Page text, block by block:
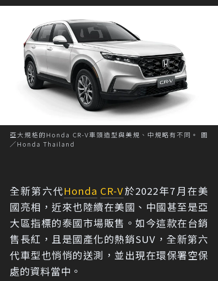
亞大規格的Honda CR-V車頭造型與美規、中規略有不同。 圖
／Honda Thailand
全新第六代Honda CR-V於2022年7月在美
國亮相，近來也陸續在美國、中國甚至是亞
大區指標的泰國市場販售。如今這款在台銷
售長紅，且是國產化的熱銷SUV，全新第六
代車型也悄悄的送測，並出現在環保署空保
處的資料當中。